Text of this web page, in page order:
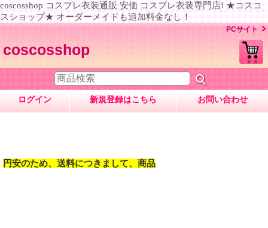
coscosshop コスプレ衣装通販 安価 コスプレ衣装専門店! ★コスコ
スショップ★ オーダーメイドも追加料金なし！
PCサイト
coscosshop
ログイン 新規登録はこちら お問い合わせ
円安のため、送料につきまして、商品